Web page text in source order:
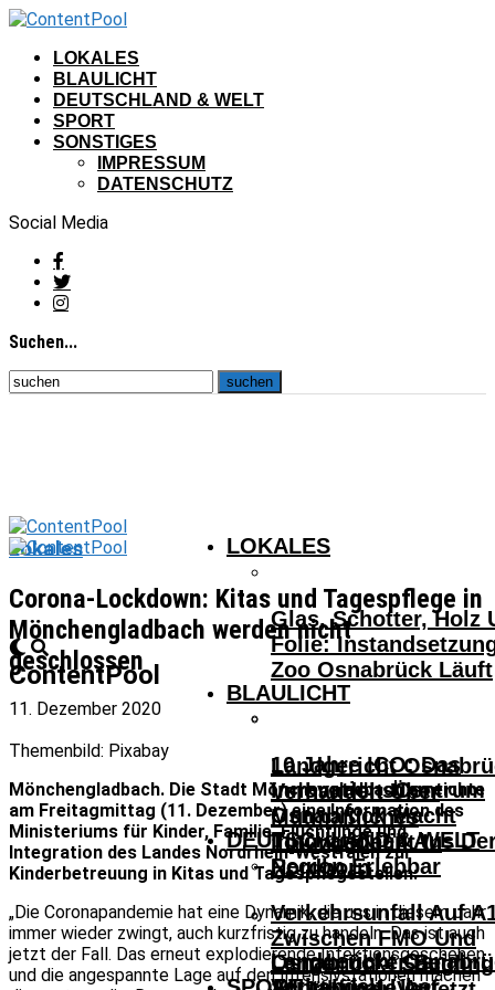
LOKALES
BLAULICHT
DEUTSCHLAND & WELT
SPORT
SONSTIGES
IMPRESSUM
DATENSCHUTZ
Social Media
Suchen...
ContentPool
LOKALES
Glas, Schotter, Holz
Folie:
Zoo Osnabrück Läuft
10 Jahre ICO: Das
InnovationsCentrum
Osnabrück Macht
Innovationen Aus
Region Erlebbar
Landgericht
BLAULICHT
Landgericht
Verhandelt Über
Mutmaßliches
Tötungsdelikt In
Nordhorn
Osnabrücker Beim
DEUTSCHLAND & WELT
Verkehrsunfall Auf
Zwischen FMO Und
Lengerich –
Lokales
Corona-Lockdown: Kitas und Tagespflege in
Mönchengladbach werden nicht
geschlossen
11. Dezember 2020
Themenbild: Pixabay
Mönchengladbach. Die Stadt Mönchengladbach erreichte
am Freitagmittag (11. Dezember) eine Information des
Ministeriums für Kinder, Familie, Flüchtlinge und
Integration des Landes Nordrhein-Westfalen zur
Kinderbetreuung in Kitas und Tagespflegestellen:
„Die Coronapandemie hat eine Dynamik, die uns in diesem Jahr
immer wieder zwingt, auch kurzfristig zu handeln. Das ist auch
jetzt der Fall. Das erneut explodierende Infektionsgeschehen
und die angespannte Lage auf den Intensivstationen machen